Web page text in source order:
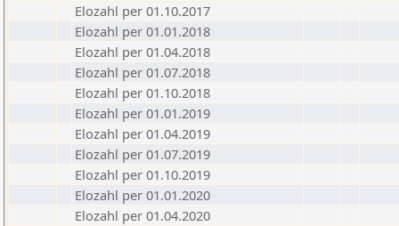
Elozahl per 01.10.2017
Elozahl per 01.01.2018
Elozahl per 01.04.2018
Elozahl per 01.07.2018
Elozahl per 01.10.2018
Elozahl per 01.01.2019
Elozahl per 01.04.2019
Elozahl per 01.07.2019
Elozahl per 01.10.2019
Elozahl per 01.01.2020
Elozahl per 01.04.2020